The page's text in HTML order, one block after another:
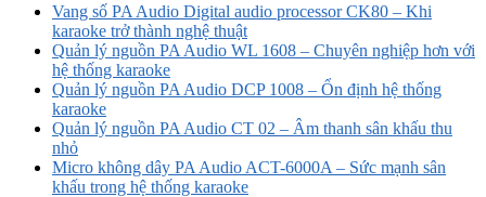
Vang số PA Audio Digital audio processor CK80 – Khi
karaoke trở thành nghệ thuật
Quản lý nguồn PA Audio WL 1608 – Chuyên nghiệp hơn với
hệ thống karaoke
Quản lý nguồn PA Audio DCP 1008 – Ổn định hệ thống
karaoke
Quản lý nguồn PA Audio CT 02 – Âm thanh sân khấu thu
nhỏ
Micro không dây PA Audio ACT-6000A – Sức mạnh sân
khấu trong hệ thống karaoke